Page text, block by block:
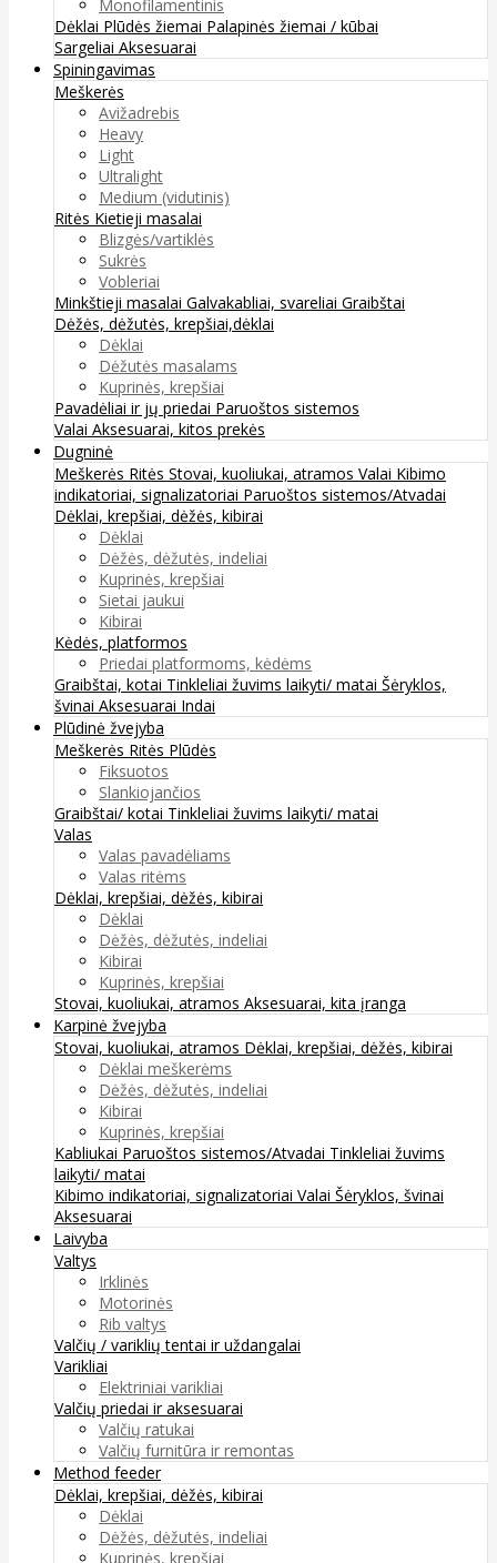
Monofilamentinis
Dėklai Plūdės žiemai Palapinės žiemai / kūbai
Sargeliai Aksesuarai
Spiningavimas
Meškerės
Avižadrebis
Heavy
Light
Ultralight
Medium (vidutinis)
Ritės Kietieji masalai
Blizgės/vartiklės
Sukrės
Vobleriai
Minkštieji masalai Galvakabliai, svareliai Graibštai
Dėžės, dėžutės, krepšiai,dėklai
Dėklai
Dėžutės masalams
Kuprinės, krepšiai
Pavadėliai ir jų priedai Paruoštos sistemos
Valai Aksesuarai, kitos prekės
Dugninė
Meškerės Ritės Stovai, kuoliukai, atramos Valai Kibimo
indikatoriai, signalizatoriai Paruoštos sistemos/Atvadai
Dėklai, krepšiai, dėžės, kibirai
Dėklai
Dėžės, dėžutės, indeliai
Kuprinės, krepšiai
Sietai jaukui
Kibirai
Kėdės, platformos
Priedai platformoms, kėdėms
Graibštai, kotai Tinkleliai žuvims laikyti/ matai Šėryklos,
švinai Aksesuarai Indai
Plūdinė žvejyba
Meškerės Ritės Plūdės
Fiksuotos
Slankiojančios
Graibštai/ kotai Tinkleliai žuvims laikyti/ matai
Valas
Valas pavadėliams
Valas ritėms
Dėklai, krepšiai, dėžės, kibirai
Dėklai
Dėžės, dėžutės, indeliai
Kibirai
Kuprinės, krepšiai
Stovai, kuoliukai, atramos Aksesuarai, kita įranga
Karpinė žvejyba
Stovai, kuoliukai, atramos Dėklai, krepšiai, dėžės, kibirai
Dėklai meškerėms
Dėžės, dėžutės, indeliai
Kibirai
Kuprinės, krepšiai
Kabliukai Paruoštos sistemos/Atvadai Tinkleliai žuvims
laikyti/ matai
Kibimo indikatoriai, signalizatoriai Valai Šėryklos, švinai
Aksesuarai
Laivyba
Valtys
Irklinės
Motorinės
Rib valtys
Valčių / variklių tentai ir uždangalai
Varikliai
Elektriniai varikliai
Valčių priedai ir aksesuarai
Valčių ratukai
Valčių furnitūra ir remontas
Method feeder
Dėklai, krepšiai, dėžės, kibirai
Dėklai
Dėžės, dėžutės, indeliai
Kuprinės, krepšiai